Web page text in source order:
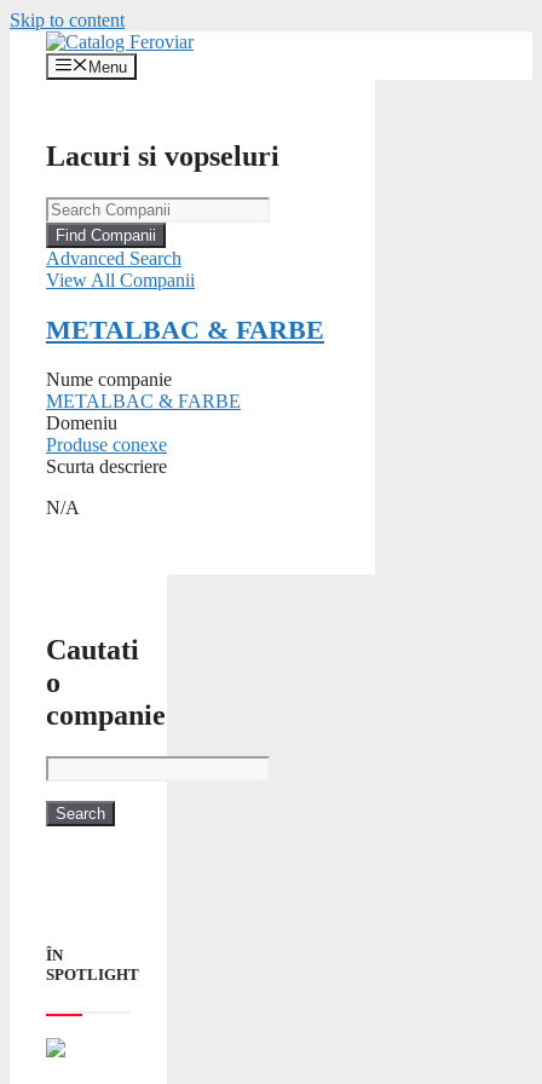
Skip to content
Menu
Lacuri si vopseluri
Advanced Search
View All Companii
METALBAC & FARBE
Nume companie
METALBAC & FARBE
Domeniu
Produse conexe
Scurta descriere
N/A
Cautati
o
companie
ÎN
SPOTLIGHT